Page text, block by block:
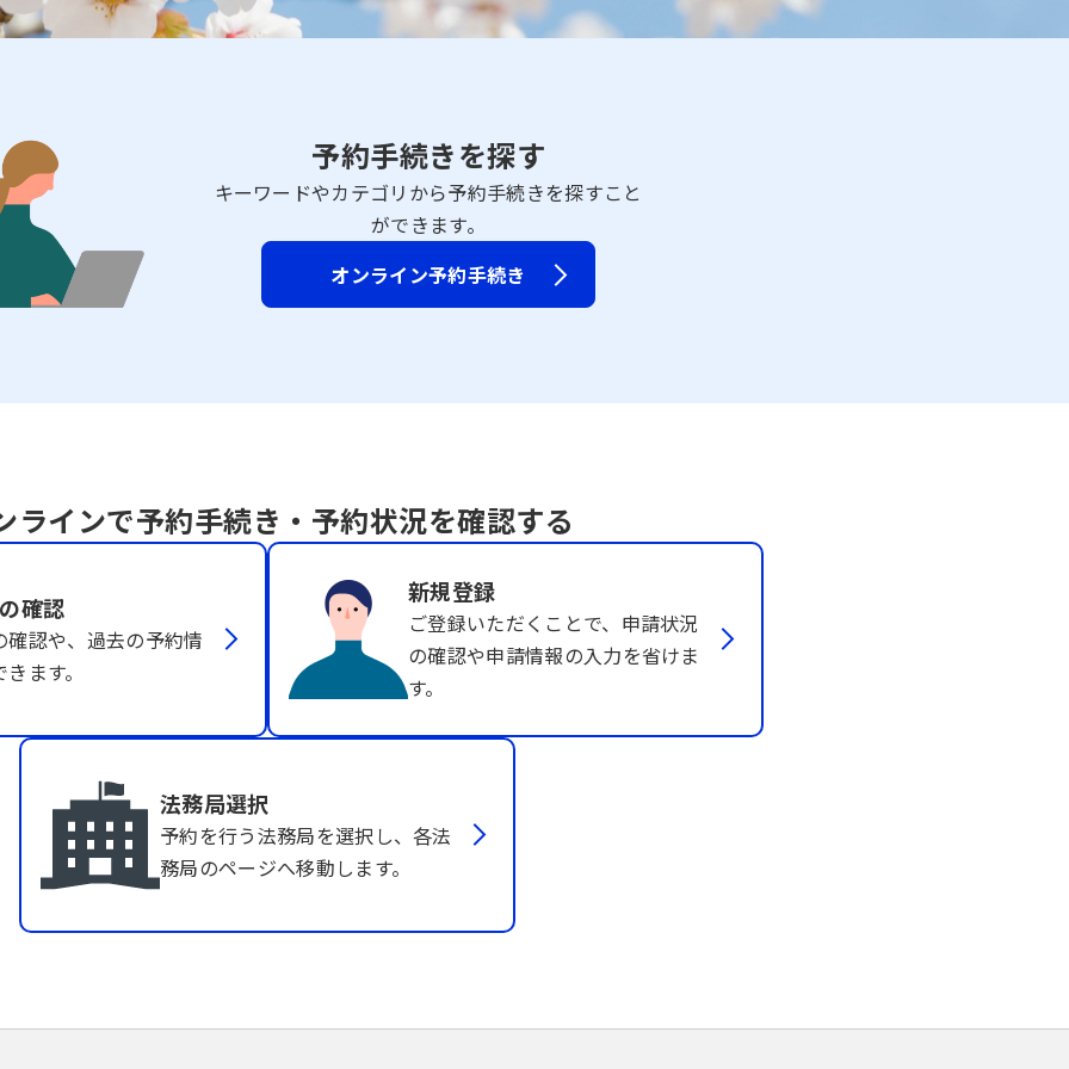
予約手続きを探す
キーワードやカテゴリから予約手続きを探すこと
ができます。
オンライン予約手続き
ラインで予約手続き・予約状況を確認する
確認
確認や、過去の予約情
ます。
新規登録
ご登録いただくことで、申請状況
の確認や申請情報の入力を省けま
す。
法務局選択
予約を行う法務局を選択し、各法
務局のページへ移動します。